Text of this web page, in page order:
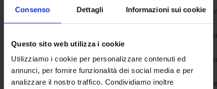
Consenso Dettagli Informazioni sui cookie
Questo sito web utilizza i cookie
Utilizziamo i cookie per personalizzare contenuti ed
annunci, per fornire funzionalità dei social media e per
analizzare il nostro traffico. Condividiamo inoltre
Per